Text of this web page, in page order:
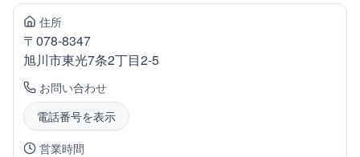
住所
〒078-8347
旭川市東光7条2丁目2-5
お問い合わせ
電話番号を表示
営業時間